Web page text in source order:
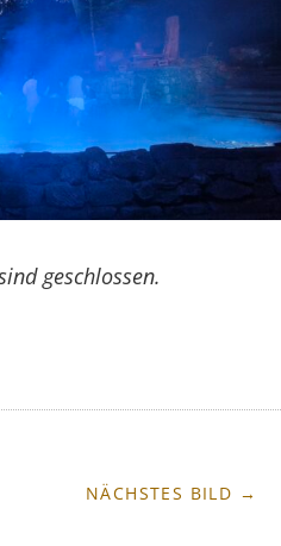
geschlossen.
NÄCHSTES BILD →